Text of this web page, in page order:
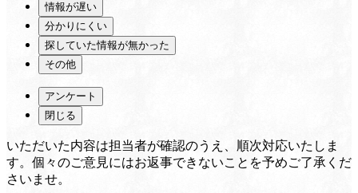
情報が遅い
分かりにくい
探していた情報が無かった
その他
アンケート
閉じる
いただいた内容は担当者が確認のうえ、順次対応いたしま
す。個々のご意見にはお返事できないことを予めご了承くだ
さいませ。